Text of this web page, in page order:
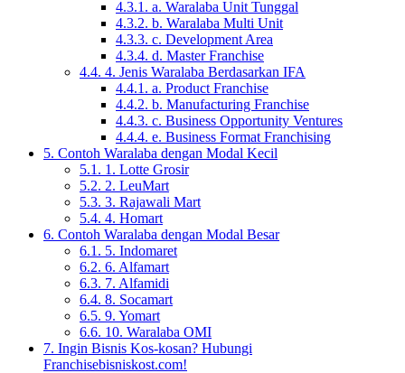
4.3.1. a. Waralaba Unit Tunggal
4.3.2. b. Waralaba Multi Unit
4.3.3. c. Development Area
4.3.4. d. Master Franchise
4.4. 4. Jenis Waralaba Berdasarkan IFA
4.4.1. a. Product Franchise
4.4.2. b. Manufacturing Franchise
4.4.3. c. Business Opportunity Ventures
4.4.4. e. Business Format Franchising
5. Contoh Waralaba dengan Modal Kecil
5.1. 1. Lotte Grosir
5.2. 2. LeuMart
5.3. 3. Rajawali Mart
5.4. 4. Homart
6. Contoh Waralaba dengan Modal Besar
6.1. 5. Indomaret
6.2. 6. Alfamart
6.3. 7. Alfamidi
6.4. 8. Socamart
6.5. 9. Yomart
6.6. 10. Waralaba OMI
7. Ingin Bisnis Kos-kosan? Hubungi
Franchisebisniskost.com!